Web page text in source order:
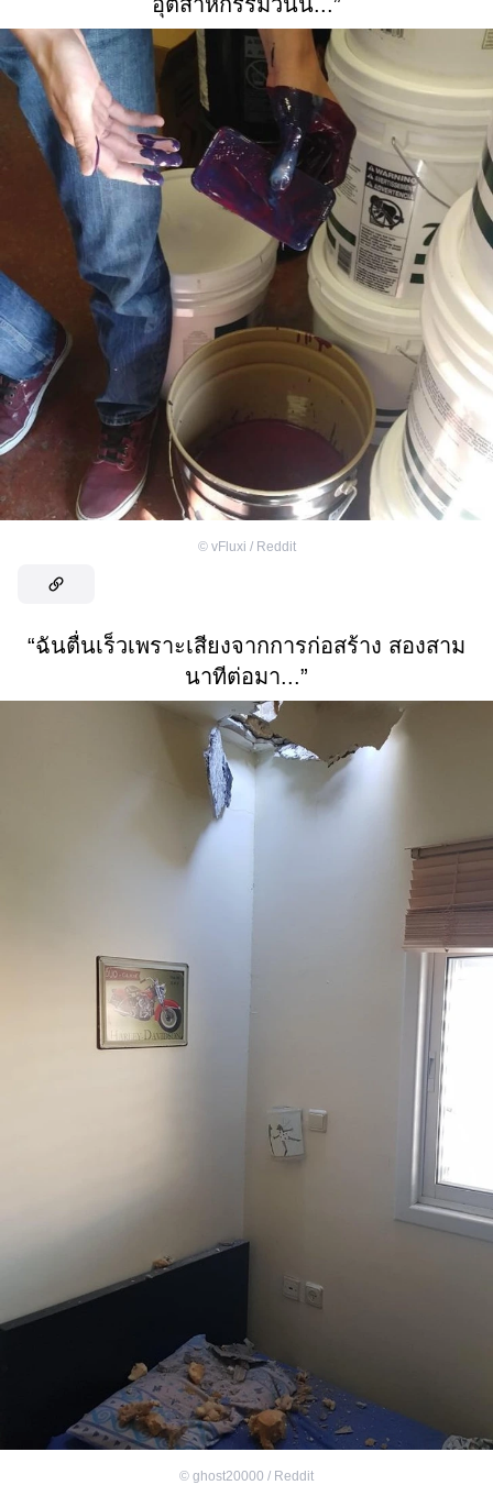
© vFluxi / Reddit
“ฉันตื่นเร็วเพราะเสียงจากการก่อสร้าง สองสาม
นาทีต่อมา...”
© ghost20000 / Reddit